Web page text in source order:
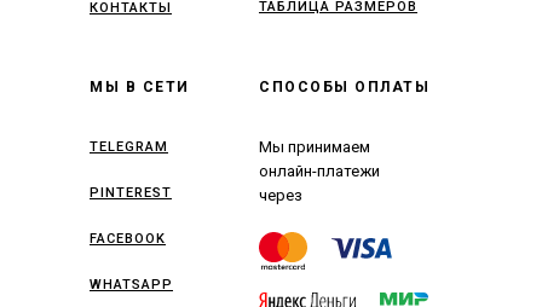
ТАБЛИЦА РАЗМЕРОВ
МЫ В СЕТИ
TELEGRAM
PINTEREST
FACEBOOK
WHATSAPP
СПОСОБЫ ОПЛАТЫ
Мы принимаем
онлайн-платежи
через
КОНТАКТЫ